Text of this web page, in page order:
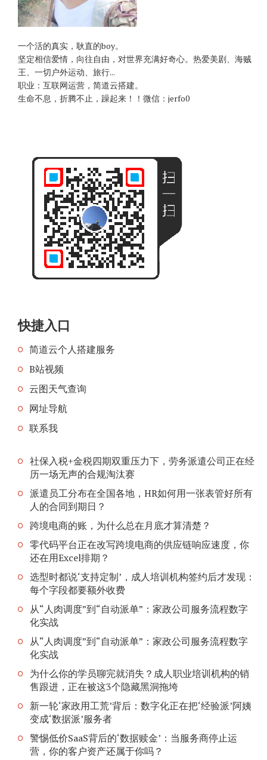
一个活的真实，耿直的boy。
坚定相信爱情，向往自由，对世界充满好奇心。热爱美剧、海贼
王、一切户外运动、旅行...
职业：互联网运营，简道云搭建。
生命不息，折腾不止，躁起来！！微信：jerfo0
快捷入口
简道云个人搭建服务
B站视频
云图天气查询
网址导航
联系我
社保入税+金税四期双重压力下，劳务派遣公司正在经
历一场无声的合规淘汰赛
派遣员工分布在全国各地，HR如何用一张表管好所有
人的合同到期日？
跨境电商的账，为什么总在月底才算清楚？
零代码平台正在改写跨境电商的供应链响应速度，你
还在用Excel排期？
选型时都说‘支持定制’，成人培训机构签约后才发现：
每个字段都要额外收费
从“人肉调度”到“自动派单”：家政公司服务流程数字
化实战
从“人肉调度”到“自动派单”：家政公司服务流程数字
化实战
为什么你的学员聊完就消失？成人职业培训机构的销
售跟进，正在被这3个隐藏黑洞拖垮
新一轮‘家政用工荒’背后：数字化正在把‘经验派’阿姨
变成‘数据派’服务者
警惕低价SaaS背后的‘数据赎金’：当服务商停止运
营，你的客户资产还属于你吗？